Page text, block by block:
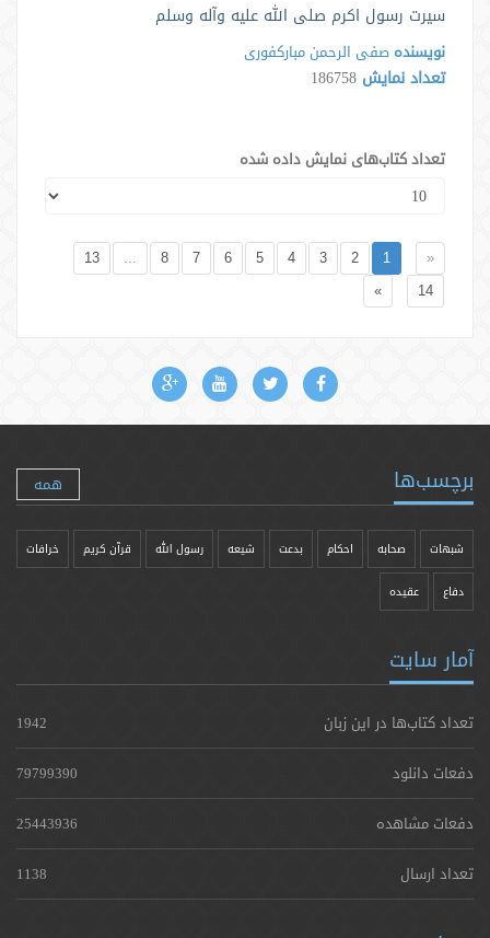
سیرت رسول اکرم صلی الله علیه وآله وسلم
نویسنده صفی الرحمن مبارکفوری
تعداد نمایش 186758
تعداد کتاب‌های نمایش داده شده
«
1
2
3
4
5
6
7
8
...
13
14
»
برچسب‌ها همه
شبهات صحابه احکام بدعت شیعه رسول الله قرآن کریم خرافات
دفاع عقیده
آمار سایت
تعداد کتاب‌ها در این زبان
1942
دفعات دانلود
79799390
دفعات مشاهده
25443936
تعداد ارسال
1138